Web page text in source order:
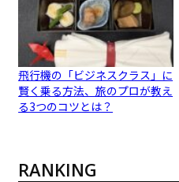
飛行機の「ビジネスクラス」に
賢く乗る方法、旅のプロが教え
る3つのコツとは？
RANKING